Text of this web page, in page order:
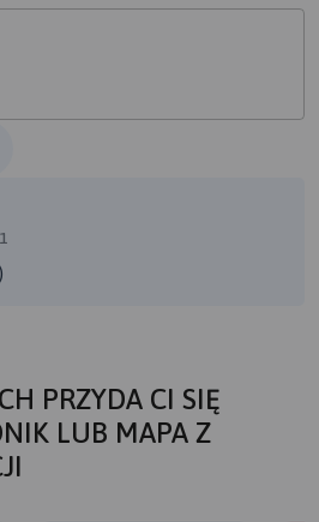
PRZYDA CI SIĘ
LUB MAPA Z